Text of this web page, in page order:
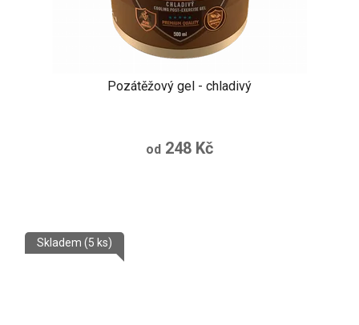
Pozátěžový gel - chladivý
od 248 Kč
Skladem (5 ks)